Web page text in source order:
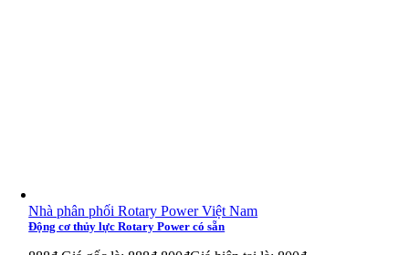
Nhà phân phối Rotary Power Việt Nam
Động cơ thủy lực Rotary Power có sẵn